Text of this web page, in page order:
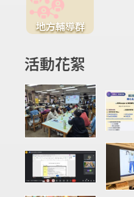
地方輔導群
活動花絮